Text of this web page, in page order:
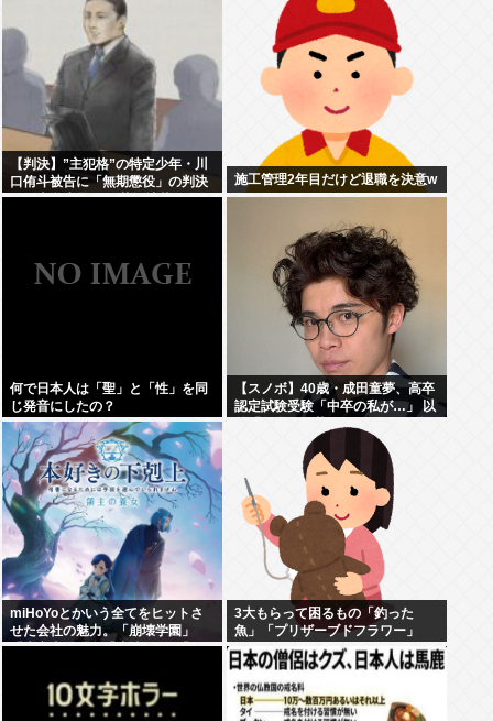
【判決】”主犯格”の特定少年・川
口侑斗被告に「無期懲役」の判決
江別大学生暴行死 札幌地裁
施工管理2年目だけど退職を決意w
何で日本人は「聖」と「性」を同
じ発音にしたの？
【スノボ】40歳・成田童夢、高卒
認定試験受験「中卒の私が…」 以
前「数学だけ落ちました」もAI採
miHoYoとかいう全てをヒットさ
せた会社の魅力。「崩壊学園」
「未定事件簿」「崩壊3rd」「原
ゼロ」
3大もらって困るもの「釣った
魚」「プリザーブドフラワー」